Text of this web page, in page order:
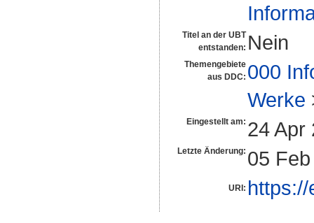
Titel an der UBT
entstanden: Nein
Themengebiete
aus DDC: 000
Werke
Eingestellt am: 24 Apr
Letzte Änderung: 05
URI: